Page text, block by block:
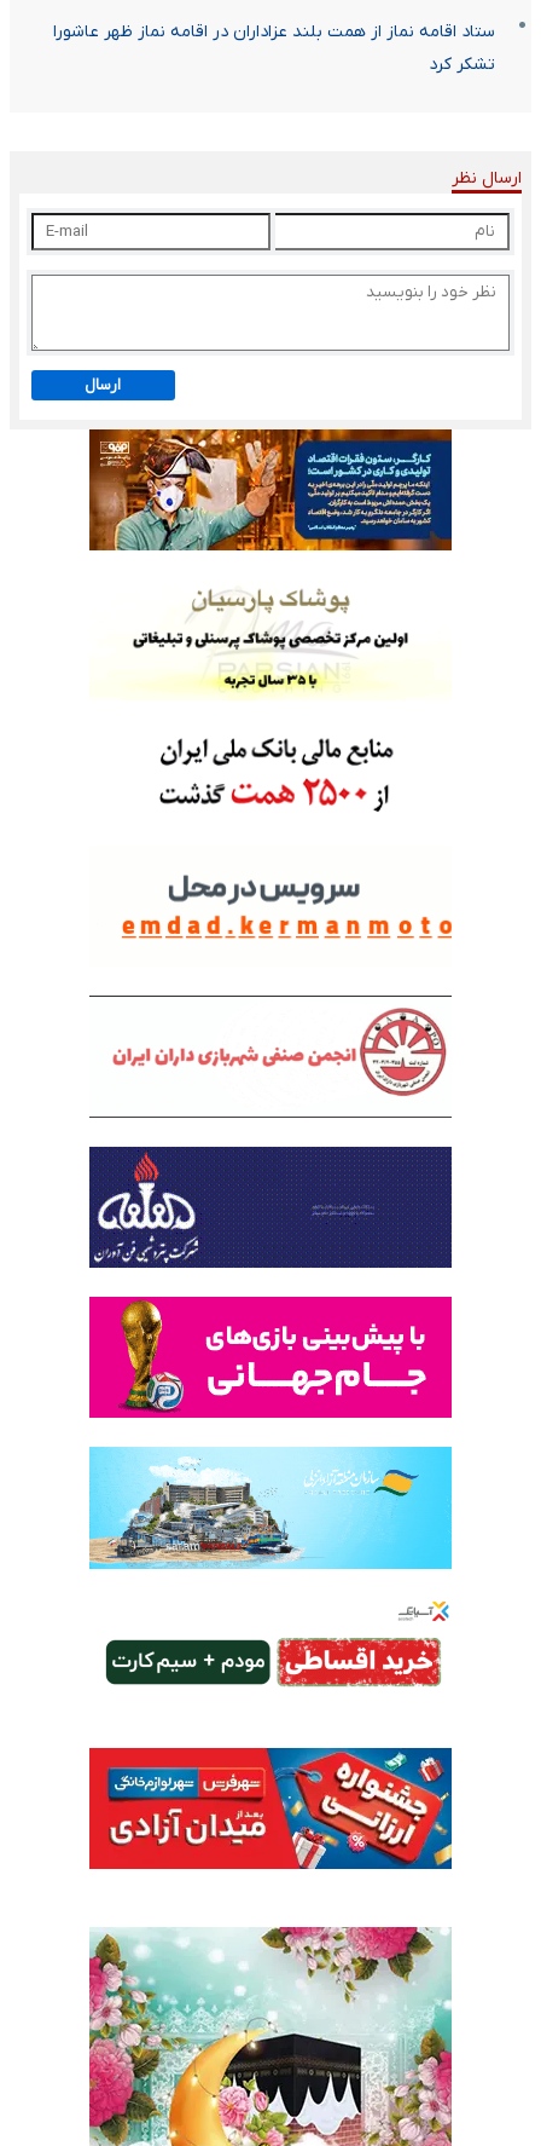
ستاد اقامه نماز از همت بلند عزاداران در اقامه نماز ظهر عاشورا
تشکر کرد
ارسال نظر
ارسال